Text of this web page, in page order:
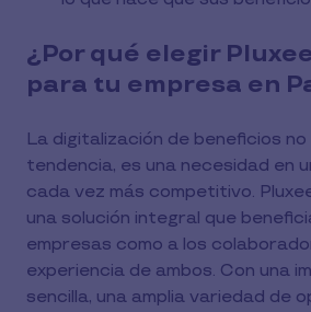
¿Por qué elegir
para tu empresa en
La digitalización de beneficios no
tendencia, es una necesidad en
cada vez más competitivo.
una solución integral que
empresas como a los
experiencia de ambos. Con una
sencilla, una amplia variedad de